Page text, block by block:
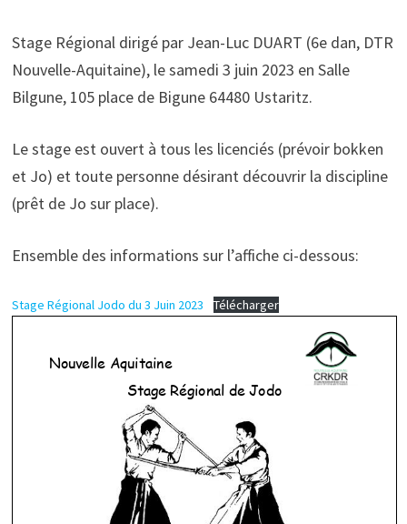
Stage Régional dirigé par Jean-Luc DUART (6e dan, DTR
Nouvelle-Aquitaine), le samedi 3 juin 2023 en Salle
Bilgune, 105 place de Bigune 64480 Ustaritz.
Le stage est ouvert à tous les licenciés (prévoir bokken
et Jo) et toute personne désirant découvrir la discipline
(prêt de Jo sur place).
Ensemble des informations sur l’affiche ci-dessous:
Stage Régional Jodo du 3 Juin 2023 Télécharger